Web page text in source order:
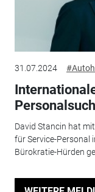
31.07.2024
David Stancin hat
für Service-Personal
Bürokratie-Hürden